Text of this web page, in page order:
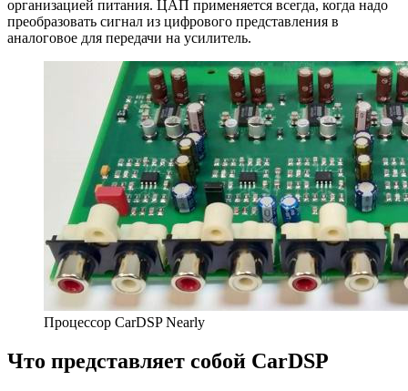
организацией питания. ЦАП применяется всегда, когда надо
преобразовать сигнал из цифрового представления в
аналоговое для передачи на усилитель.
Процессор CarDSP Nearly
Что представляет собой CarDSP